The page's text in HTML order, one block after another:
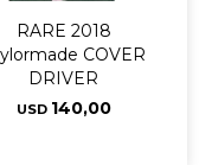
RARE 2018
COVER
DRIVER
USD 140,00